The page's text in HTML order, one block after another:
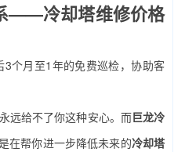
——冷却塔维修价格
3个月至1年的免费巡检，协助客
远给不了你这种安心。而巨龙冷
在帮你进一步降低未来的冷却塔